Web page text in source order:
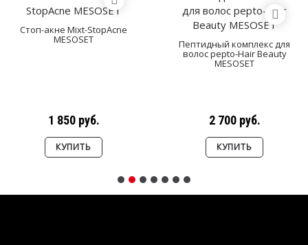
Стоп-акне Mixt-StopAcne
MESOSET
1 850 руб.
КУПИТЬ
Пептидный комплекс для
волос pepto-Hair Beauty
MESOSET
2 700 руб.
КУПИТЬ